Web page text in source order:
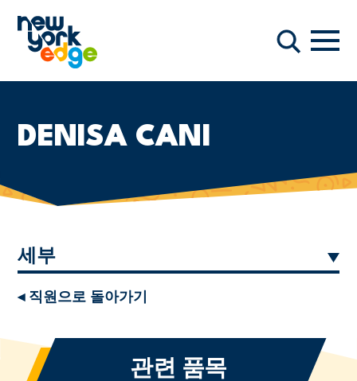
찾다
항해
DENISA CANI
세부
◂ 직원으로 돌아가기
관련 품목